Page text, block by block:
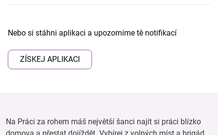
Nebo si stáhni aplikaci a upozorníme tě notifikací
ZÍSKEJ APLIKACI
Na Práci za rohem máš největší šanci najít si práci blízko
domova a přestat dojíždět. Vybírej z volných míst a brigád